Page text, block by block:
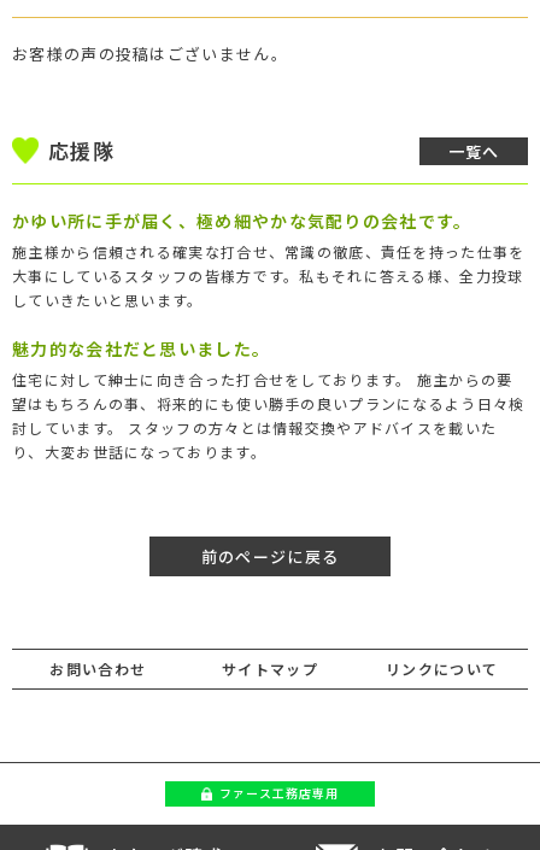
お客様の声の投稿はございません。
応援隊 一覧へ
かゆい所に手が届く、極め細やかな気配りの会社です。
施主様から信頼される確実な打合せ、常識の徹底、責任を持った仕事を
大事にしているスタッフの皆様方です。私もそれに答える様、全力投球
していきたいと思います。
魅力的な会社だと思いました。
住宅に対して紳士に向き合った打合せをしております。 施主からの要
望はもちろんの事、将来的にも使い勝手の良いプランになるよう日々検
討しています。 スタッフの方々とは情報交換やアドバイスを載いた
り、大変お世話になっております。
前のページに戻る
お問い合わせ サイトマップ リンクについて
ファース工務店専用